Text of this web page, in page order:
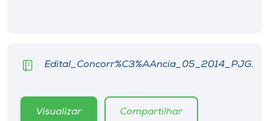
Edital_Concorr%C3%AAncia_05_2014_PJG.
Visualizar Compartilhar